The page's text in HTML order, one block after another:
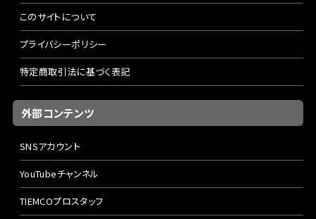
このサイトについて
プライバシーポリシー
特定商取引法に基づく表記
外部コンテンツ
SNSアカウント
YouTubeチャンネル
TIEMCOプロスタッフ